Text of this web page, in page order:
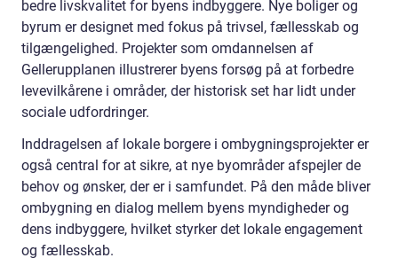
bedre livskvalitet for byens indbyggere. Nye boliger og
byrum er designet med fokus på trivsel, fællesskab og
tilgængelighed. Projekter som omdannelsen af
Gellerupplanen illustrerer byens forsøg på at forbedre
levevilkårene i områder, der historisk set har lidt under
sociale udfordringer.
Inddragelsen af lokale borgere i ombygningsprojekter er
også central for at sikre, at nye byområder afspejler de
behov og ønsker, der er i samfundet. På den måde bliver
ombygning en dialog mellem byens myndigheder og
dens indbyggere, hvilket styrker det lokale engagement
og fællesskab.